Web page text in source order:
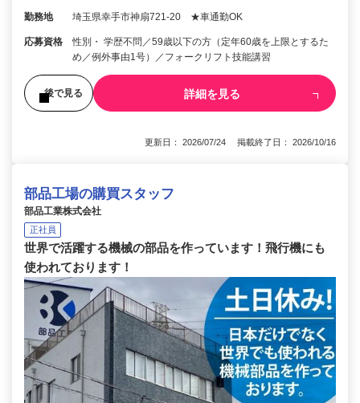
勤務地 埼玉県幸手市神扇721-20 ★車通勤OK
応募資格
性別・ 学歴不問／59歳以下の方（定年60歳を上限とするた
め／例外事由1号）／フォークリフト技能講習
後で見る 詳細を見る
更新日： 2026/07/24 掲載終了日： 2026/10/16
部品工場の購買スタッフ
部品工業株式会社
正社員
世界で活躍する機械の部品を作っています！飛行機にも
使われております！